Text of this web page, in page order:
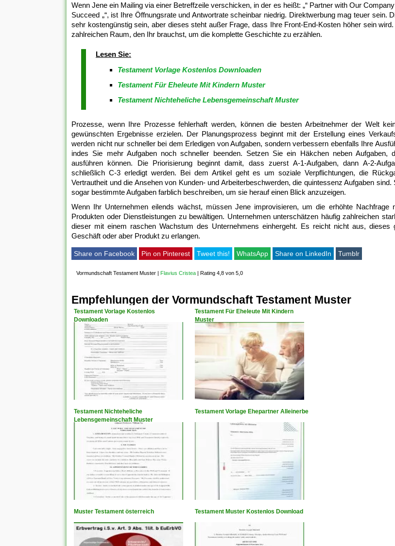
Wenn Jene ein Mailing via einer Betreffzeile verschicken, in der es heißt: „“ Partner with Our
Succeed „“, ist Ihre Öffnungsrate und Antwortrate scheinbar niedrig. Direktwerbung mag teuer sein.
sehr kostengünstig sein, aber dieses steht außer Frage, dass Ihre Front-End-Kosten höher sein
zahlreichen Raum, den Ihr brauchst, um die komplette Geschichte zu erzählen.
Lesen Sie:
Testament Vorlage Kostenlos Downloaden
Testament Für Eheleute Mit Kindern Muster
Testament Nichteheliche Lebensgemeinschaft Muster
Prozesse, wenn Ihre Prozesse fehlerhaft werden, können die besten Arbeitnehmer der Welt
gewünschten Ergebnisse erzielen. Der Planungsprozess beginnt mit der Erstellung eines
werden nicht nur schneller bei dem Erledigen von Aufgaben, sondern verbessern ebenfalls Ihre
indes Sie mehr Aufgaben noch schneller beenden. Setzen Sie ein Häkchen neben Aufgaben,
ausführen können. Die Priorisierung beginnt damit, dass zuerst A-1-Aufgaben, dann A-2-
schließlich C-3 erledigt werden. Bei dem Artikel geht es um soziale Verpflichtungen, die
Vertrautheit und die Ansehen von Kunden- und Arbeiterbeschwerden, die quintessenz Aufgaben sind.
sogar bestimmte Aufgaben farblich beschreiben, um sie herauf einen Blick anzuzeigen.
Wenn Ihr Unternehmen eilends wächst, müssen Jene improvisieren, um die erhöhte Nachfrage
Produkten oder Dienstleistungen zu bewältigen. Unternehmen unterschätzen häufig zahlreichen
dieser mit einem raschen Wachstum des Unternehmens einhergeht. Es reicht nicht aus, dieses
Geschäft oder aber Produkt zu erlangen.
Share on Facebook Pin on Pinterest Tweet this! WhatsApp Share on LinkedIn Tumblr
Vormundschaft Testament Muster | Flavius Cristea | Rating 4,8 von 5,0
Empfehlungen der Vormundschaft Testament Muster
Testament Vorlage Kostenlos
Downloaden
Testament Für Eheleute Mit Kindern
Muster
Testament Nichteheliche
Lebensgemeinschaft Muster
Testament Vorlage Ehepartner Alleinerbe
Muster Testament österreich Testament Muster Kostenlos Download